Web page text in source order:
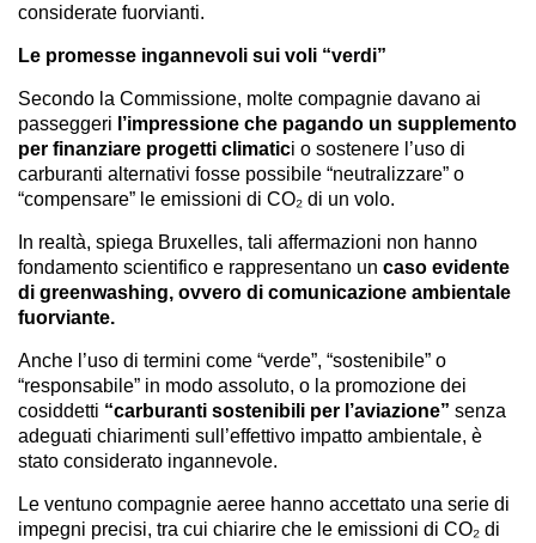
considerate fuorvianti.
Le promesse ingannevoli sui voli “verdi”
Secondo la Commissione, molte compagnie davano ai
passeggeri l’impressione che pagando un supplemento
per finanziare progetti climatici o sostenere l’uso di
carburanti alternativi fosse possibile “neutralizzare” o
“compensare” le emissioni di CO₂ di un volo.
In realtà, spiega Bruxelles, tali affermazioni non hanno
fondamento scientifico e rappresentano un caso evidente
di greenwashing, ovvero di comunicazione ambientale
fuorviante.
Anche l’uso di termini come “verde”, “sostenibile” o
“responsabile” in modo assoluto, o la promozione dei
cosiddetti “carburanti sostenibili per l’aviazione” senza
adeguati chiarimenti sull’effettivo impatto ambientale, è
stato considerato ingannevole.
Le ventuno compagnie aeree hanno accettato una serie di
impegni precisi, tra cui chiarire che le emissioni di CO₂ di